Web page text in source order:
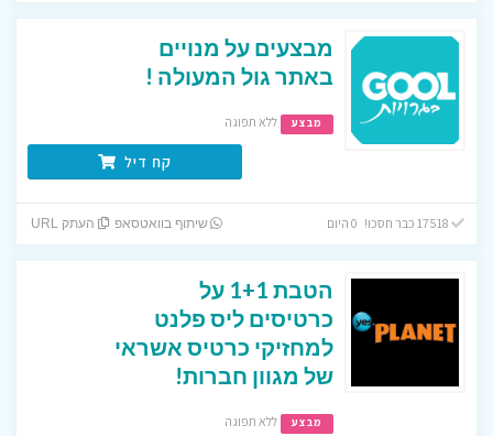
מבצעים על מנויים
באתר גול המעולה !
מבצע ללא תפוגה
קח דיל
17518 כבר חסכו! 0 היום שיתוף בוואטסאפ העתק URL
הטבת 1+1 על
כרטיסים ליס פלנט
למחזיקי כרטיס אשראי
של מגוון חברות!
מבצע ללא תפוגה